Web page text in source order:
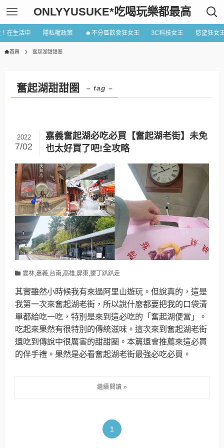
ONLYYUSUKE*吃喝玩樂都最高
在生活中 隱私權政策 ☻不分區飲食狂女王 3C科技女王 慾望狂女
首頁 奮起湖甜甜圈
奮起湖甜甜圈 – tag –
嘉義奮起湖必吃必買【奮起湖老街】未免
也太好買了吧!全攻略
2022
7/02
雲林,嘉義,台南,高雄,屏東,墾丁趴趴走
其實雖然小時候我有來過阿里山遊玩。但說真的，這是
我第一次來奮起湖老街，所以說什麼都要把我的口袋清
單都給吃一吃，特別是來到這必吃的「奮起湖便當」。
吃起來果然有很特別的傳統滋味。這次來到奮起湖老街
還吃到傳說中很厲害的甜甜圈。本篇還會推薦來這必買
的伴手禮。果然是必看奮起湖老街最強必吃必買。
1